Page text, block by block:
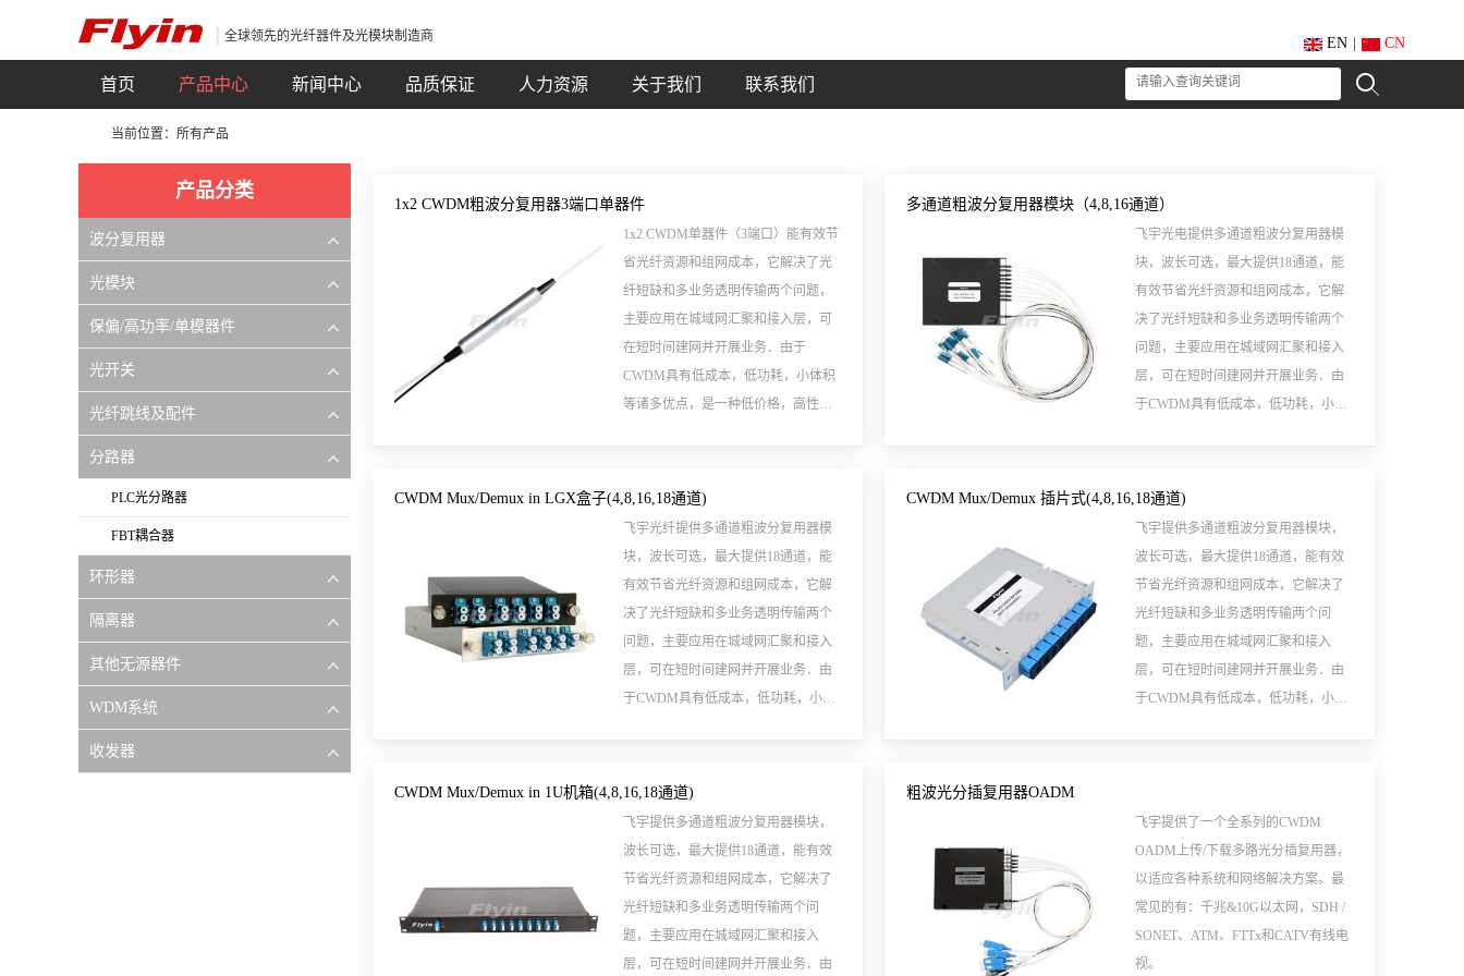
全球领先的光纤器件及光模块制造商 EN CN
首页 产品中心 新闻中心 品质保证 人力资源 关于我们 联系我们
当前位置：所有产品
产品分类
波分复用器
光模块
保偏/高功率/单模器件
光开关
光纤跳线及配件
分路器
PLC光分路器
FBT耦合器
环形器
隔离器
其他无源器件
WDM系统
收发器
1x2 CWDM粗波分复用器3端口单器件
1x2 CWDM单器件（3端口）能有效节
省光纤资源和组网成本，它解决了光
纤短缺和多业务透明传输两个问题，
主要应用在城域网汇聚和接入层，可
在短时间建网并开展业务．由于
CWDM具有低成本，低功耗，小体积
等诸多优点，是一种低价格，高性能
多通道粗波分复用器模块（4,8,16通道）
飞宇光电提供多通道粗波分复用器模
块，波长可选，最大提供18通道，能
有效节省光纤资源和组网成本，它解
决了光纤短缺和多业务透明传输两个
问题，主要应用在城域网汇聚和接入
层，可在短时间建网并开展业务．由
于CWDM具有低成本，低功耗，小体
城域网传输。
CWDM Mux/Demux in LGX盒子(4,8,16,18通道)
飞宇光纤提供多通道粗波分复用器模
块，波长可选，最大提供18通道，能
有效节省光纤资源和组网成本，它解
决了光纤短缺和多业务透明传输两个
问题，主要应用在城域网汇聚和接入
层，可在短时间建网并开展业务．由
于CWDM具有低成本，低功耗，小体
城域网传输。
CWDM Mux/Demux 插片式(4,8,16,18通道)
飞宇提供多通道粗波分复用器模块，
波长可选，最大提供18通道，能有效
节省光纤资源和组网成本，它解决了
光纤短缺和多业务透明传输两个问
题，主要应用在城域网汇聚和接入
层，可在短时间建网并开展业务．由
于CWDM具有低成本，低功耗，小体
CWDM Mux/Demux in 1U机箱(4,8,16,18通道)
飞宇提供多通道粗波分复用器模块，
波长可选，最大提供18通道，能有效
节省光纤资源和组网成本，它解决了
光纤短缺和多业务透明传输两个问
题，主要应用在城域网汇聚和接入
层，可在短时间建网并开展业务．由
粗波光分插复用器OADM
飞宇提供了一个全系列的CWDM
OADM上传/下载多路光分插复用器，
以适应各种系统和网络解决方案。最
常见的有：千兆&10G以太网，SDH /
SONET、ATM、FTTx和CATV有线电
视。